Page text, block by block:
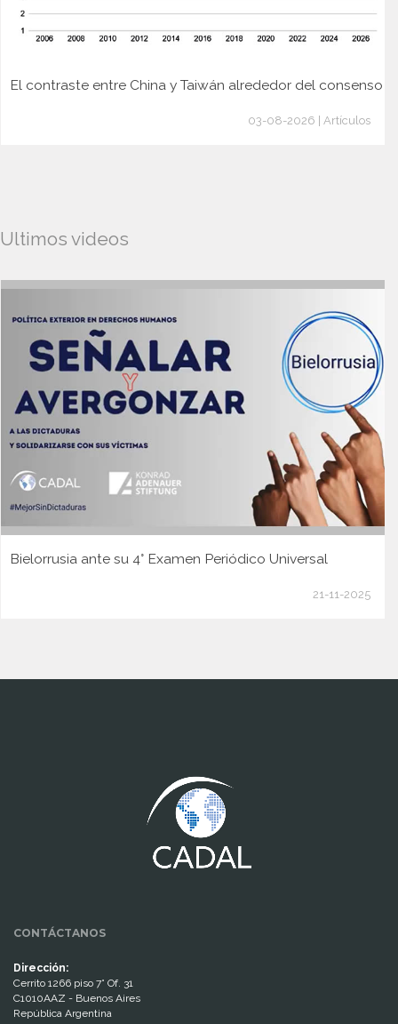
El contraste entre China y Taiwán alrededor del consenso
03-08-2026 | Artículos
Ultimos videos
Bielorrusia ante su 4° Examen Periódico Universal
21-11-2025
CONTÁCTANOS
Dirección:
Cerrito 1266 piso 7° Of. 31
C1010AAZ - Buenos Aires
República Argentina